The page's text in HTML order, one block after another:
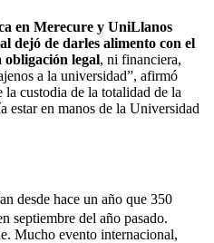
en Merecure y UniLlanos
dejó de darles alimento con el
obligación legal, ni financiera,
a la universidad”, afirmó
custodia de la totalidad de la
estar en manos de la Universidad
desde hace un año que 350
septiembre del año pasado.
Mucho evento internacional,